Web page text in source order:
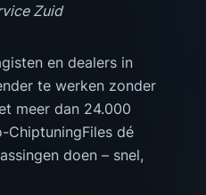
Zuid
en dealers in
te werken zonder
meer dan 24.000
ChiptuningFiles dé
doen – snel,